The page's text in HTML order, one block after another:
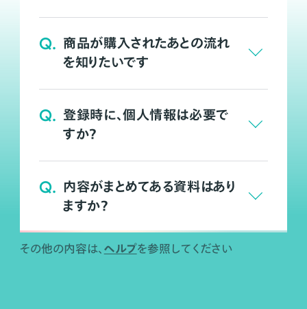
Q. 商品が購入されたあとの流れ
を知りたいです
Q. 登録時に、個人情報は必要で
すか？
Q. 内容がまとめてある資料はあり
ますか？
その他の内容は、 ヘルプを参照してください